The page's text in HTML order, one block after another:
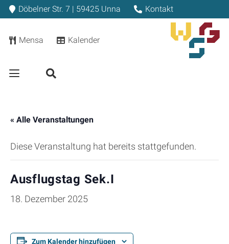
Döbelner Str. 7 | 59425 Unna Kontakt
Mensa Kalender
« Alle Veranstaltungen
Diese Veranstaltung hat bereits stattgefunden.
Ausflugstag Sek.I
18. Dezember 2025
Zum Kalender hinzufügen